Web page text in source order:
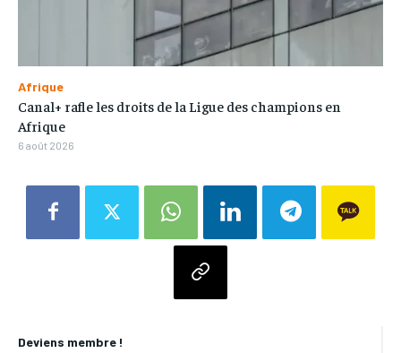
Deviens membre !
Afrique
Canal+ rafle les droits de la Ligue des champions en
Afrique
6 août 2026